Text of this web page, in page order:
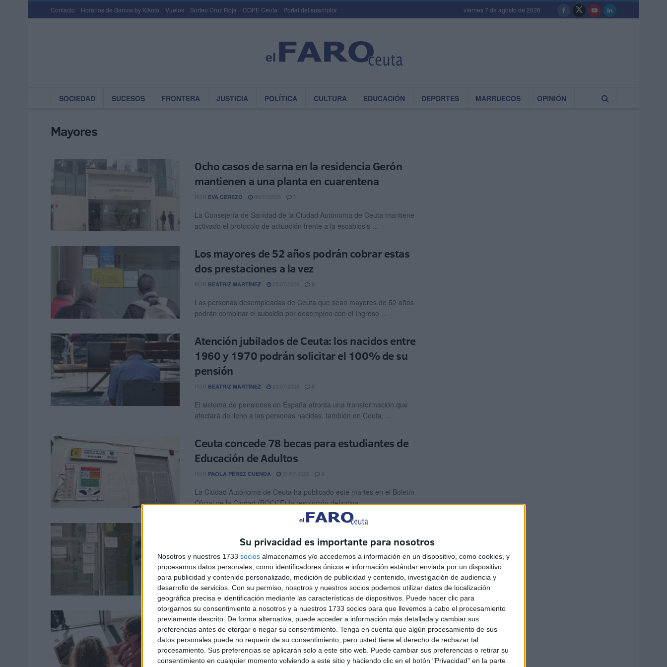
Su privacidad es importante para nosotros
Nosotros y nuestros 1733 socios almacenamos y/o accedemos a información en un dispositivo, como cookies, y
procesamos datos personales, como identificadores únicos e información estándar enviada por un dispositivo
para publicidad y contenido personalizado, medición de publicidad y contenido, investigación de audiencia y
desarrollo de servicios. Con su permiso, nosotros y nuestros socios podemos utilizar datos de localización
geográfica precisa e identificación mediante las características de dispositivos. Puede hacer clic para
otorgarnos su consentimiento a nosotros y a nuestros 1733 socios para que llevemos a cabo el procesamiento
previamente descrito. De forma alternativa, puede acceder a información más detallada y cambiar sus
preferencias antes de otorgar o negar su consentimiento. Tenga en cuenta que algún procesamiento de sus
datos personales puede no requerir de su consentimiento, pero usted tiene el derecho de rechazar tal
procesamiento. Sus preferencias se aplicarán solo a este sitio web. Puede cambiar sus preferencias o retirar su
consentimiento en cualquier momento volviendo a este sitio y haciendo clic en el botón "Privacidad" en la parte
Contacto Horarios de Barcos by Kikoto Vuelos Sorteo Cruz Roja COPE Ceuta Portal del suscriptor viernes 7 de agosto de 2026
SOCIEDAD SUCESOS FRONTERA JUSTICIA POLÍTICA CULTURA EDUCACIÓN DEPORTES MARRUECOS OPINIÓN
Mayores
Ocho casos de sarna en la residencia Gerón
mantienen a una planta en cuarentena
POR EVA CEREZO 30/07/2026 1
La Consejería de Sanidad de la Ciudad Autónoma de Ceuta mantiene
activado el protocolo de actuación frente a la escabiosis ...
Los mayores de 52 años podrán cobrar estas
dos prestaciones a la vez
POR BEATRIZ MARTÍNEZ 25/07/2026 0
Las personas desempleadas de Ceuta que sean mayores de 52 años
podrán combinar el subsidio por desempleo con el Ingreso ...
Atención jubilados de Ceuta: los nacidos entre
1960 y 1970 podrán solicitar el 100% de su
pensión
POR BEATRIZ MARTÍNEZ 23/07/2026 0
El sistema de pensiones en España afronta una transformación que
afectará de lleno a las personas nacidas, también en Ceuta, ...
Ceuta concede 78 becas para estudiantes de
Educación de Adultos
POR PAOLA PÉREZ CUENDA 21/07/2026 0
La Ciudad Autónoma de Ceuta ha publicado este martes en el Boletín
Oficial de la Ciudad (BOCCE) la resolución definitiva ...
21% la pensión por jubilarse antes de tiempo
POR ISABEL JIMÉNEZ 20/07/2026 0
La posibilidad de jubilarse antes de la edad ordinaria sigue siendo una
opción para miles de trabajadores en España y ...
Jubilación a los 56 años: quiénes pueden
pedirla tras el nuevo cambio en la Seguridad
Social
POR ISABEL JIMÉNEZ 18/07/2026 0